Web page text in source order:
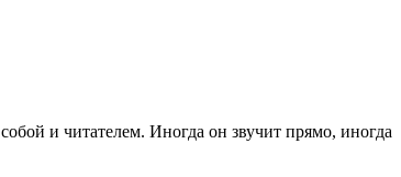
и читателем. Иногда он звучит прямо, иногда